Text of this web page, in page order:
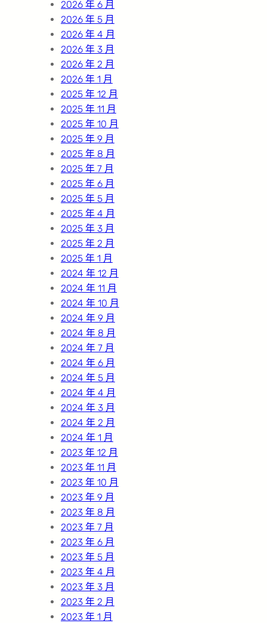
2026 年 6 月
2026 年 5 月
2026 年 4 月
2026 年 3 月
2026 年 2 月
2026 年 1 月
2025 年 12 月
2025 年 11 月
2025 年 10 月
2025 年 9 月
2025 年 8 月
2025 年 7 月
2025 年 6 月
2025 年 5 月
2025 年 4 月
2025 年 3 月
2025 年 2 月
2025 年 1 月
2024 年 12 月
2024 年 11 月
2024 年 10 月
2024 年 9 月
2024 年 8 月
2024 年 7 月
2024 年 6 月
2024 年 5 月
2024 年 4 月
2024 年 3 月
2024 年 2 月
2024 年 1 月
2023 年 12 月
2023 年 11 月
2023 年 10 月
2023 年 9 月
2023 年 8 月
2023 年 7 月
2023 年 6 月
2023 年 5 月
2023 年 4 月
2023 年 3 月
2023 年 2 月
2023 年 1 月